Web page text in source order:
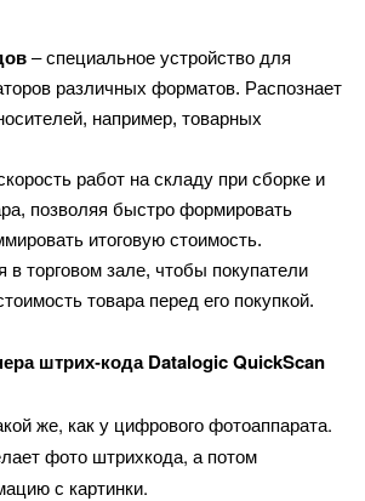
– специальное устройство для
различных форматов. Распознает
например, товарных
работ на складу при сборке и
позволяя быстро формировать
итоговую стоимость.
в торговом зале, чтобы покупатели
товара перед его покупкой.
штрих-кода Datalogic QuickScan
же, как у цифрового фотоаппарата.
фото штрихкода, а потом
с картинки.